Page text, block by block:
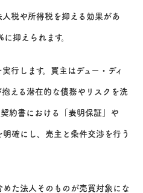
税や所得税を抑える効果があ
抑えられます。
行します。買主はデュー・ディ
える潜在的な債務やリスクを洗
約書における「表明保証」や
明確にし、売主と条件交渉を行う
た法人そのものが売買対象にな